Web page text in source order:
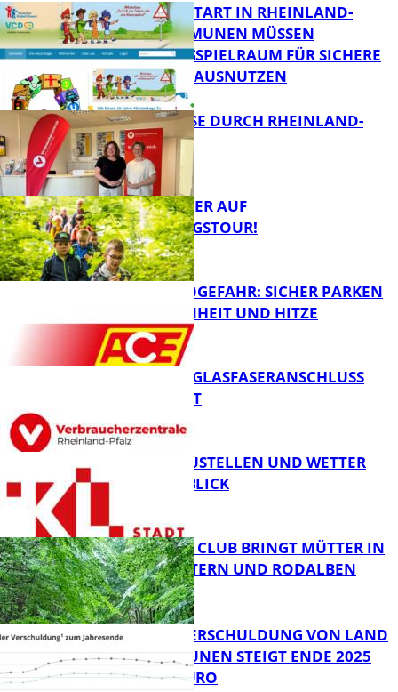
FB News
ZUM SCHULSTART IN RHEINLAND-
PFALZ: KOMMUNEN MÜSSEN
HANDLUNGSSPIELRAUM FÜR SICHERE
SCHULWEGE AUSNUTZEN
Panorama
SOMMERREISE DURCH RHEINLAND-
PFALZ
MIT DEM JÄGER AUF
ENTDECKUNGSTOUR!
FB News
WALDBRANDGEFAHR: SICHER PARKEN
BEI TROCKENHEIT UND HITZE
WARUM EIN GLASFASERANSCHLUSS
SINNVOLL IST
FB News
PARKEN, BAUSTELLEN UND WETTER
DIGITAL IM BLICK
FB News
NEUER MOM CLUB BRINGT MÜTTER IN
KAISERSLAUTERN UND RODALBEN
ZUSAMMEN
PRO-KOPF-VERSCHULDUNG VON LAND
UND KOMMUNEN STEIGT ENDE 2025
AUF 9.600 EURO